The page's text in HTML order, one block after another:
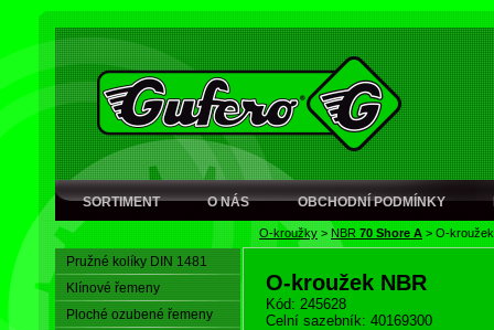
SORTIMENT O NÁS OBCHODNÍ PODMÍNKY
O-kroužky > NBR 70 Shore A > O-
Pružné kolíky DIN 1481
Klínové řemeny
Ploché ozubené řemeny
O-kroužek NBR
Kód: 245628
Celní sazebník: 40169300